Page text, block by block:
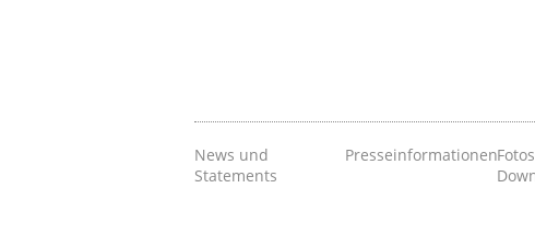
News und
Statements
Presseinformationen